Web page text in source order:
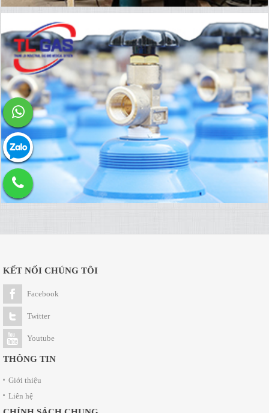
KẾT NỐI CHÚNG TÔI
Facebook
Twitter
Youtube
THÔNG TIN
Giới thiệu
Liên hệ